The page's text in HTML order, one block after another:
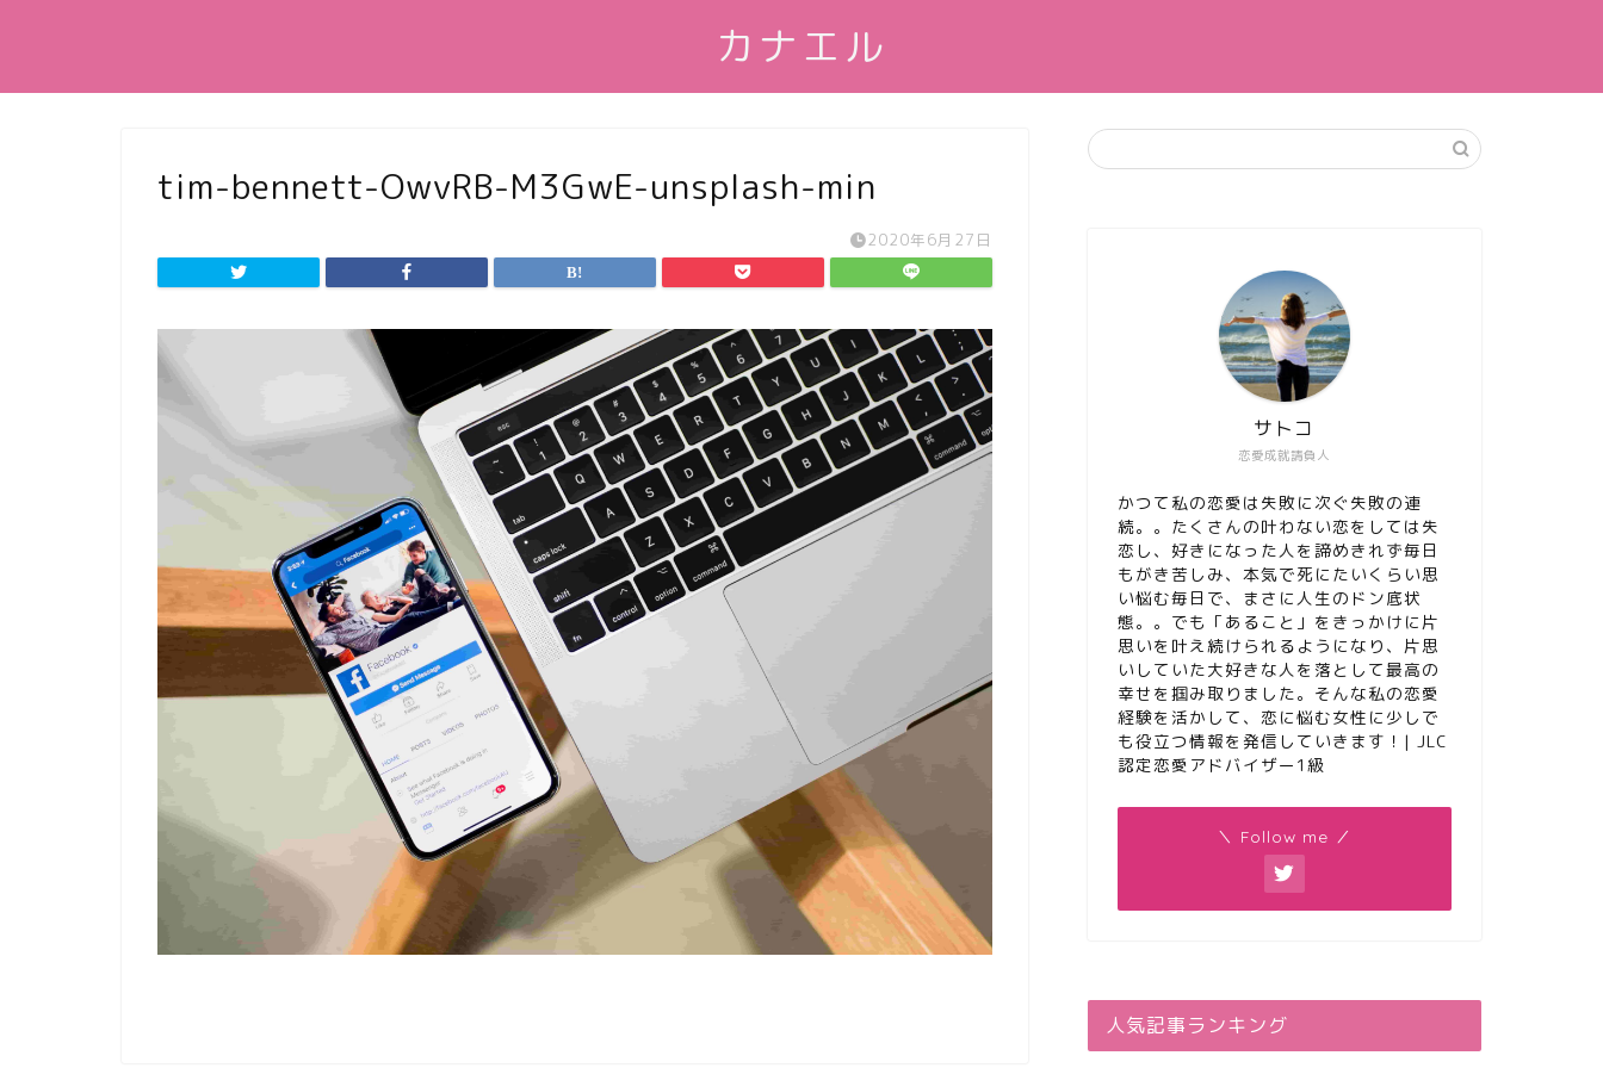
カナエル
tim-bennett-OwvRB-M3GwE-unsplash-min
2020年6月27日
恋愛成就請負人
サトコ
かつて私の恋愛は失敗に次ぐ失敗の連
続。。たくさんの叶わない恋をしては失
恋し、好きになった人を諦めきれず毎日
もがき苦しみ、本気で死にたいくらい思
い悩む毎日で、まさに人生のドン底状
態。。でも「あること」をきっかけに片
思いを叶え続けられるようになり、片思
いしていた大好きな人を落として最高の
幸せを掴み取りました。そんな私の恋愛
経験を活かして、恋に悩む女性に少しで
も役立つ情報を発信していきます！| JLC
認定恋愛アドバイザー1級
＼ Follow me ／
人気記事ランキング